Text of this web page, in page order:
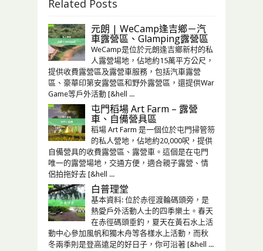
Related Posts
元朗 | WeCamp逢吉鄉－汽
車露營區、Glamping露營區
WeCamp是位於元朗逢吉鄉新村的私
人露營場地，佔地約15萬平方公尺，
提供收費露營區及露營車服務，包括汽⾞露營
區、豪華印第安露營區和野外露營區，還提供War
Game等戶外活動 [&hell ...
屯門稻場 Art Farm – 露營
車、自備營具區
稻場 Art Farm 是一個位於屯門掃管笏
的私人營地，佔地約20,000呎，提供
自備營具的收費露營區、露營車。這個是在屯門
唯一的露營場地，交通方便，適合親子露營、情
侶拍拖好去 [&hell ...
白普理堂
基本資料: 位於赤徑渡輪碼頭旁，是
熱愛戶外活動人士的四季樂土。春天
在赤徑碼頭垂釣，夏天在黃石水上活
動中心參加風帆和獨木舟等各樣水上活動，而秋
冬兩季則是登高遠足的好日子，你可沿著 [&hell ...